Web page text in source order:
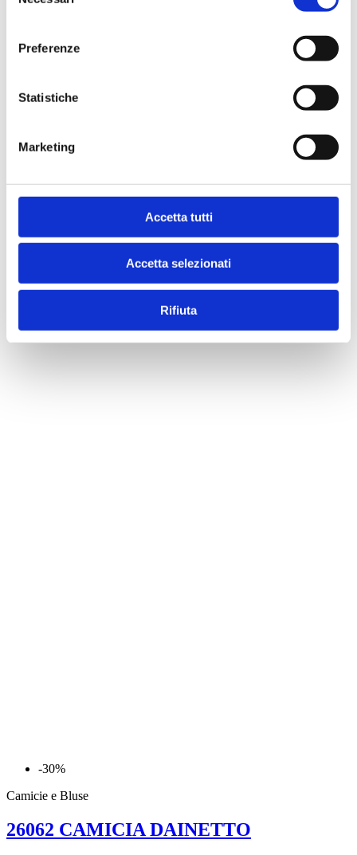
Preferenze
Statistiche
Marketing
Accetta tutti
Accetta selezionati
Rifiuta
-30%
Camicie e Bluse
26062 CAMICIA DAINETTO